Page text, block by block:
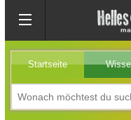
Startseite